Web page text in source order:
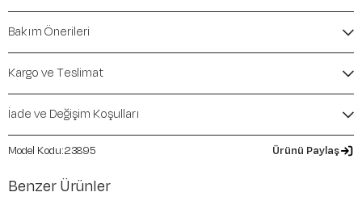
Kalıp / Form:
Mevsim:İlkbahar-Yaz
Bakım Önerileri
Kargo ve Teslimat
İade ve Değişim Koşulları
23895 Ürünü Paylaş
Benzer Ürünler